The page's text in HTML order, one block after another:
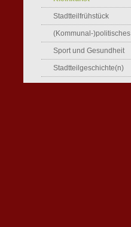
Stadtteilfrühstück
(Kommunal-)politisches
Sport und Gesundheit
Stadtteilgeschichte(n)